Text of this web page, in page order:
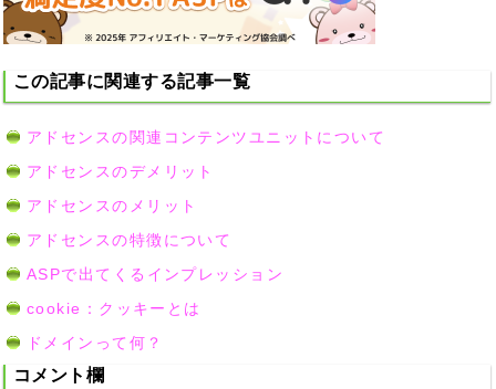
この記事に関連する記事一覧
アドセンスの関連コンテンツユニットについて
アドセンスのデメリット
アドセンスのメリット
アドセンスの特徴について
ASPで出てくるインプレッション
cookie：クッキーとは
ドメインって何？
コメント欄